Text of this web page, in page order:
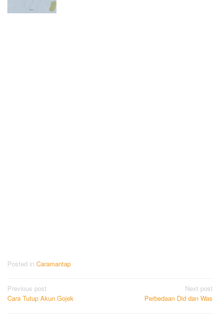
Posted in Caramantap
Post
navigation
Previous post
Cara Tutup Akun Gojek
Next post
Perbedaan Did dan Was